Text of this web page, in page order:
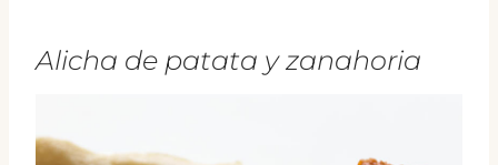
Alicha de patata y zanahoria